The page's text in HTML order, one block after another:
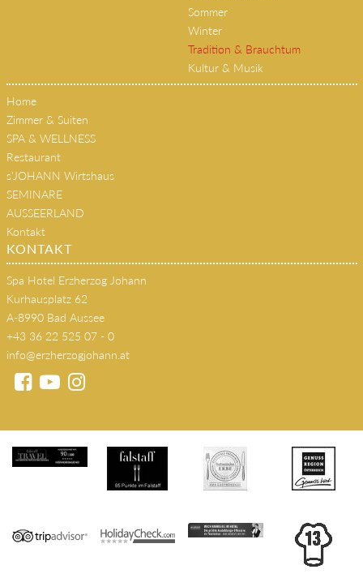
Bad Aussee
Naturschönheiten
Sommer
Winter
Tradition & Brauchtum
Home
Zimmer & Suiten
SPA & WELLNESS
Restaurant
s'JOHANN Wirtshaus
SEMINARE
AUSSEERLAND
KONTAKT
Spa Hotel Erzherzog Johann
Kurhausplatz 62
A-8990 Bad Aussee
+43 36 22 525 07 - 0
info@erzherzogjohann.at